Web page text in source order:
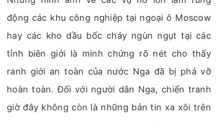
động các khu công nghiệp tại ngoại ô Moscow
hay các kho dầu bốc cháy ngùn ngụt tại các
tỉnh biên giới là minh chứng rõ nét cho thấy
ranh giới an toàn của nước Nga đã bị phá vỡ
hoàn toàn. Đối với người dân Nga, chiến tranh
giờ đây không còn là những bản tin xa xôi trên